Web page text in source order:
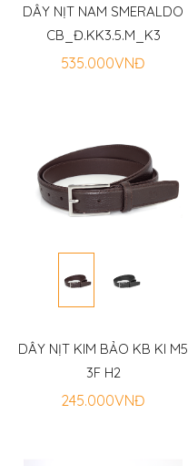
Tức
Tài khoản
Viet Nam
DÂY NỊT NAM SMERALDO
CB_Đ.KK3.5.M_K3
535.000VNĐ
DÂY NỊT KIM BẢO KB KI M5
3F H2
245.000VNĐ